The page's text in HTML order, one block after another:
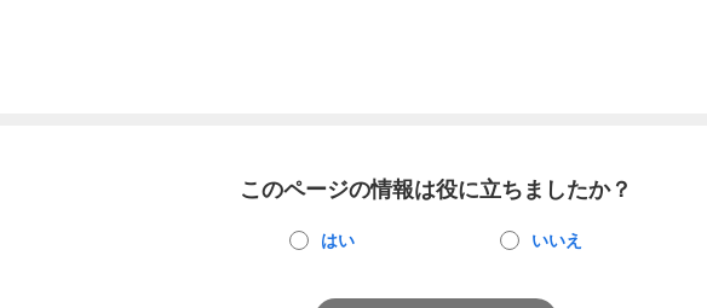
このページの情報は役に立ちましたか？
はい いいえ